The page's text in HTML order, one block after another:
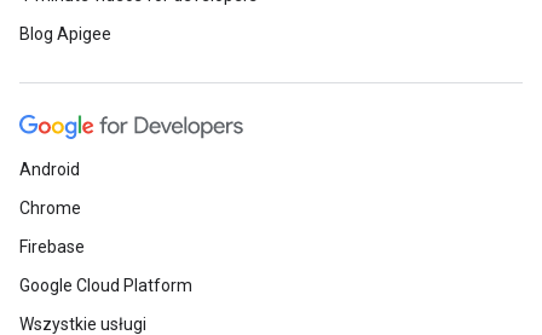
Blog Apigee
Android
Chrome
Firebase
Google Cloud Platform
Wszystkie usługi